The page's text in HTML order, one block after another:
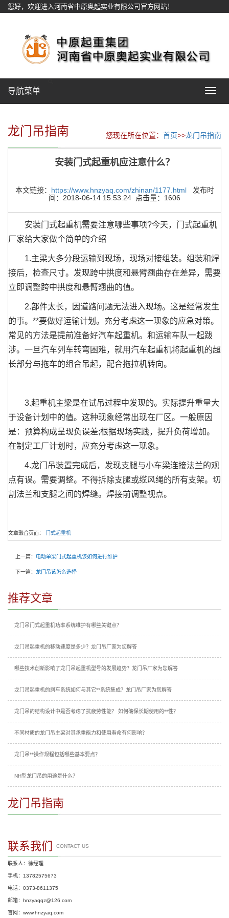
您好，欢迎进入河南省中原奥起实业有限公司官方网站！
Toggle
导航菜单
龙门吊指南 您现在所在位置： 首页>>龙门吊指南
安装门式起重机应注意什么？
本文链接： https://www.hnzyaq.com/zhinan/1177.html发布时
间：2018-06-14 15:53:24 点击量：1606
安装门式起重机需要注意哪些事项?今天，门式起重机
厂家给大家做个简单的介绍
1.主梁大多分段运输到现场，现场对接组装。组装和焊
接后，检查尺寸。发现跨中拱度和悬臂翘曲存在差异，需要
立即调整跨中拱度和悬臂翘曲的值。
2.部件太长，因道路问题无法进入现场。这是经常发生
的事。**要做好运输计划。充分考虑这一现象的应急对策。
常见的方法是提前准备好汽车起重机。和运输车队一起跋
涉。一旦汽车列车转弯困难，就用汽车起重机将起重机的超
长部分与拖车的组合吊起，配合拖拉机转向。
3.起重机主梁是在试吊过程中发现的。实际提升重量大
于设备计划中的值。这种现象经常出现在厂区。一般原因
是：预算构成呈现负误差;根据现场实践，提升负荷增加。
在制定工厂计划时，应充分考虑这一现象。
4.龙门吊装置完成后，发现支腿与小车梁连接法兰的观
点有误。需要调整。不得拆除支腿或缆风绳的所有支架。切
割法兰和支腿之间的焊缝。焊接前调整视点。
文章聚合页面： 门式起重机
上一篇： 电动单梁门式起重机该如何进行维护
下一篇： 龙门吊该怎么选择
推荐文章
龙门吊门式起重机功率系统维护有哪些关键点？
龙门吊起重机的移动速度是多少？龙门吊厂家为您解答
哪些技术创新影响了龙门吊起重机型号的发展趋势？龙门吊厂家为您解答
龙门吊起重机的刹车系统如何与其它**系统集成？龙门吊厂家为您解答
龙门吊的结构设计中是否考虑了抗疲劳性能？ 如何确保长期使用的**性？
不同材质的龙门吊主梁对其承重能力和使用寿命有何影响？
龙门吊**操作规程包括哪些基本要点？
NH型龙门吊的用途是什么？
龙门吊指南
联系我们 CONTACT US
联系人：徐经理
手机：13782575673
电话：0373-8611375
邮箱：hnzyaqqz@126.com
官网：www.hnzyaq.com